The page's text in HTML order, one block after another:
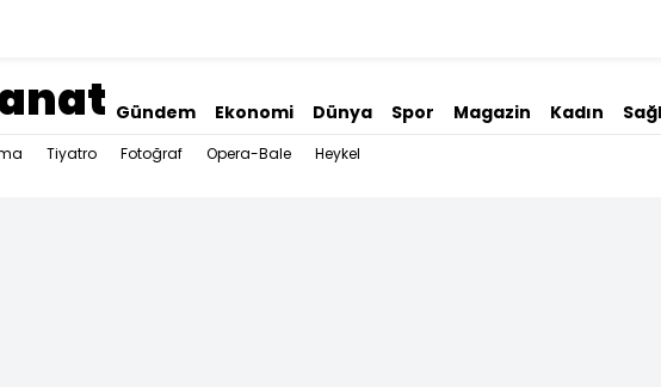
Gündem Ekonomi Dünya Spor Magazin Kadın
Tiyatro Fotoğraf Opera-Bale Heykel